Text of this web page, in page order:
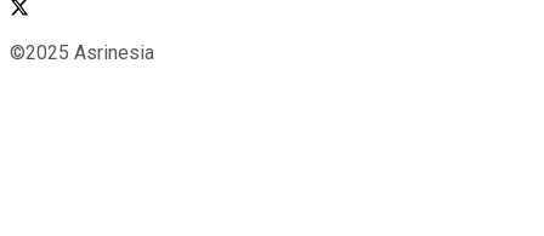
©2025 Asrinesia